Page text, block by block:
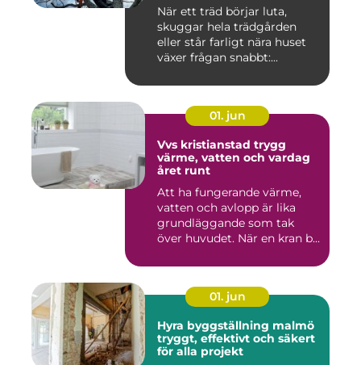
När ett träd börjar luta,
skuggar hela trädgården
eller står farligt nära huset
växer frågan snabbt:...
01. jun
Vvs kristianstad trygg
värme, vatten och vardag
året runt
Att ha fungerande värme,
vatten och avlopp är lika
grundläggande som tak
över huvudet. När en kran b...
01. jun
Hyra byggställning malmö
tryggt, effektivt och säkert
för alla projekt